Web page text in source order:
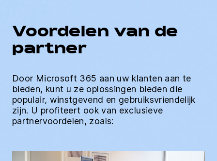
Voordelen van de
partner
Door Microsoft 365 aan uw klanten aan te
bieden, kunt u ze oplossingen bieden die
populair, winstgevend en gebruiksvriendelijk
zijn. U profiteert ook van exclusieve
partnervoordelen, zoals: